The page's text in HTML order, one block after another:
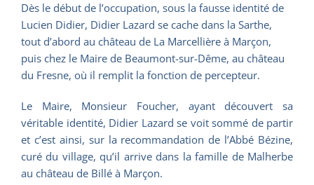
Dès le début de l’occupation, sous la fausse identité de
Lucien Didier, Didier Lazard se cache dans la Sarthe,
tout d’abord au château de La Marcellière à Marçon,
puis chez le Maire de Beaumont-sur-Dême, au château
du Fresne, où il remplit la fonction de percepteur.
Le Maire, Monsieur Foucher, ayant découvert sa
véritable identité, Didier Lazard se voit sommé de partir
et c’est ainsi, sur la recommandation de l’Abbé Bézine,
curé du village, qu’il arrive dans la famille de Malherbe
au château de Billé à Marçon.